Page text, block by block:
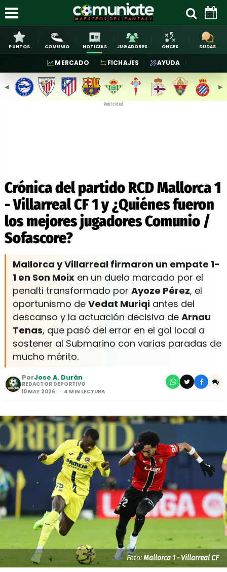
PUNTOS COMUNIO NOTICIAS JUGADORES ONCES DUDAS
MERCADO FICHAJES AYUDA
◀︎ ▶︎
Publicidad
Crónica del partido RCD Mallorca 1
- Villarreal CF 1 y ¿Quiénes fueron
los mejores jugadores Comunio /
Sofascore?
Mallorca y Villarreal firmaron un empate 1-
1 en Son Moix en un duelo marcado por el
penalti transformado por Ayoze Pérez, el
oportunismo de Vedat Muriqi antes del
descanso y la actuación decisiva de Arnau
Tenas, que pasó del error en el gol local a
sostener al Submarino con varias paradas de
mucho mérito.
PorJose A. Durán
REDACTOR DEPORTIVO
10 MAY 2026
4 MIN LECTURA
Foto:Mallorca 1 - Villarreal CF